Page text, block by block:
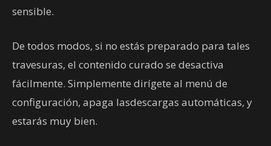
sensible.
De todos modos, si no estás preparado para tales
travesuras, el contenido curado se desactiva
fácilmente. Simplemente dirígete al menú de
configuración, apaga lasdescargas automáticas, y
estarás muy bien.